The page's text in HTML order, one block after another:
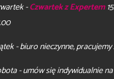
-Czwartek z Expertem
- biuro nieczynne,
- umów się indywidualnie na